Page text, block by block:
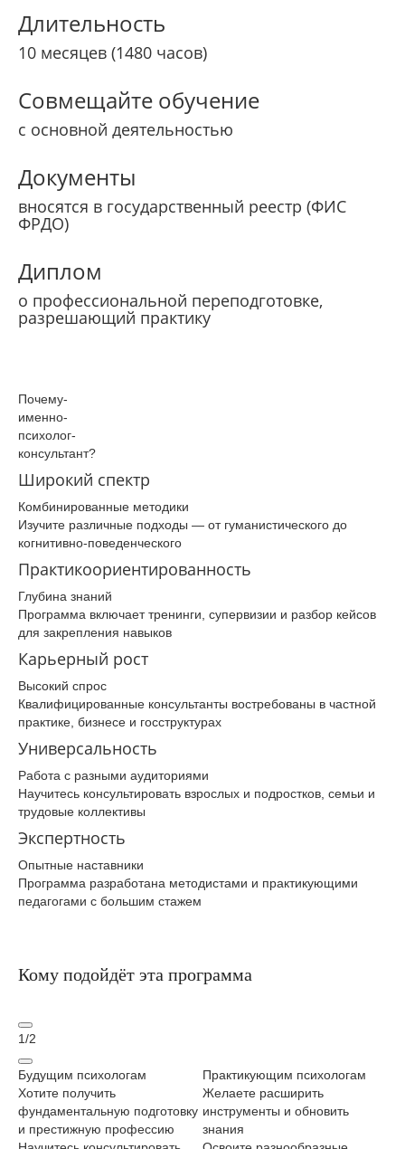
Длительность
10 месяцев (1480 часов)
Совмещайте обучение
с основной деятельностью
Документы
вносятся в государственный реестр (ФИС
ФРДО)
Диплом
о профессиональной переподготовке,
разрешающий практику
Почему­
именно­
психолог­-
консультант­?
Широкий спектр
Комбинированные методики
Изучите различные подходы — от гуманистического до
когнитивно-поведенческого
Практикоориентированность
Глубина знаний
Программа включает тренинги, супервизии и разбор кейсов
для закрепления навыков
Карьерный рост
Высокий спрос
Квалифицированные консультанты востребованы в частной
практике, бизнесе и госструктурах
Универсальность
Работа с разными аудиториями
Научитесь консультировать взрослых и подростков, семьи и
трудовые коллективы
Экспертность
Опытные наставники
Программа разработана методистами и практикующими
педагогами с большим стажем
Кому подойдёт эта программа
1/2
Будущим психологам
Хотите получить
фундаментальную подготовку
и престижную профессию
Практикующим психологам
Желаете расширить
инструменты и обновить
знания